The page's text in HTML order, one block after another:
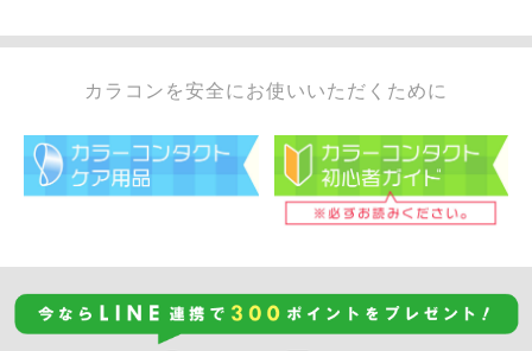
カラコンを安全にお使いいただくために